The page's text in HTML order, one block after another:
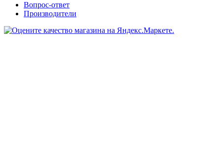
Вопрос-ответ
Производители